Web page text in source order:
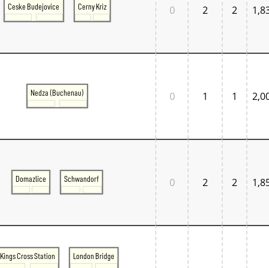
Ceske Budejovice Cerny Kriz 0 2 2
Nedza (Buchenau) 0 1 1
Domazlice Schwandorf 0 2 2
Kings Cross Station London Bridge